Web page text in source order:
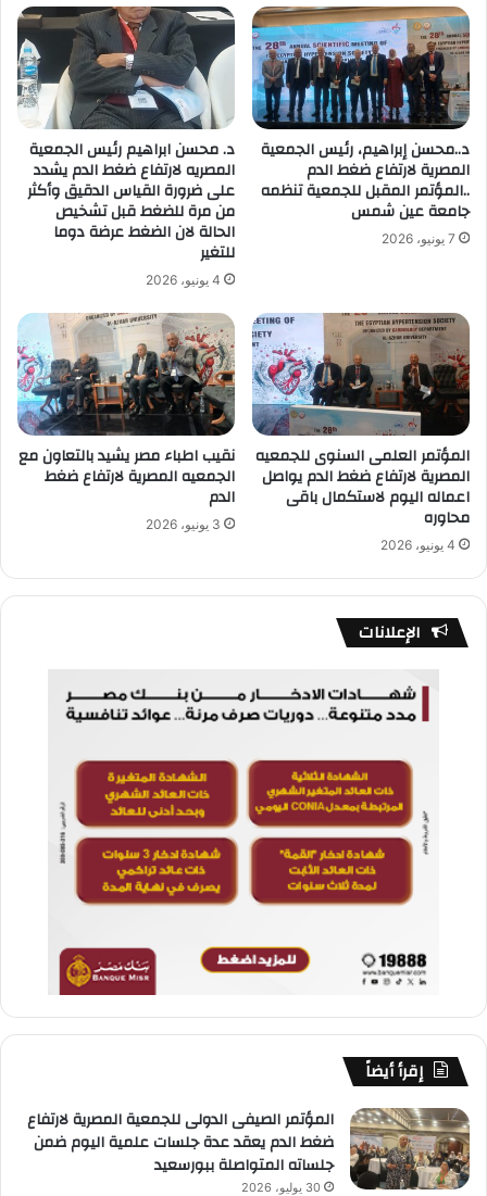
د..محسن إبراهيم، رئيس الجمعية
المصرية لارتفاع ضغط الدم
..المؤتمر المقبل للجمعية تنظمه
جامعة عين شمس
7 يونيو، 2026
د. محسن ابراهيم رئيس الجمعية
المصريه لارتفاع ضغط الدم يشدد
على ضرورة القياس الدقيق وأكثر
من مرة للضغط قبل تشخيص
الحالة لان الضغط عرضة دوما
للتغير
4 يونيو، 2026
المؤتمر العلمى السنوى للجمعيه
المصرية لارتفاع ضغط الدم يواصل
اعماله اليوم لاستكمال باقى
محاوره
4 يونيو، 2026
نقيب اطباء مصر يشيد بالتعاون مع
الجمعيه المصرية لارتفاع ضغط
الدم
3 يونيو، 2026
الإعلانات
إقرأ أيضاً
المؤتمر الصيفى الدولى للجمعية المصرية لارتفاع
ضغط الدم يعقد عدة جلسات علمية اليوم ضمن
جلساته المتواصلة ببورسعيد
30 يوليو، 2026